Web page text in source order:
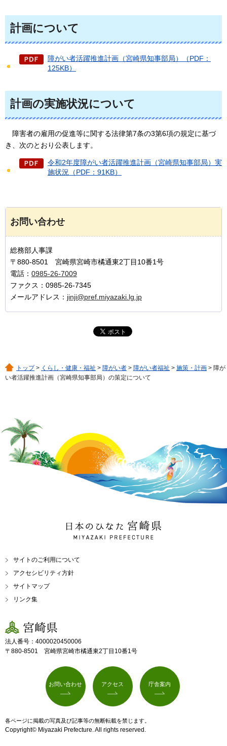
計画について
障がい者活躍推進計画（宮崎県知事部局）（PDF：
125KB）
計画の実施状況について
障害者の雇用の促進等に関する法律第7条の3第6項の規定に基づ
き、次のとおり公表します。
令和2年度障がい者活躍推進計画（宮崎県知事部局）実
施状況（PDF：91KB）
お問い合わせ
総務部人事課
〒880-8501 宮崎県宮崎市橘通東2丁目10番1号
電話： 0985-26-7009
ファクス：0985-26-7345
メールアドレス： jinji@pref.miyazaki.lg.jp
トップ> くらし・健康・福祉 > 障がい者 > 障がい者福祉 > 施策・計画 > 障が
い者活躍推進計画（宮崎県知事部局）の策定について
日本のひなた 宮崎県
MIYAZAKI PREFECTURE
サイトのご利用について
アクセシビリティ方針
サイトマップ
リンク集
宮崎県
法人番号：4000020450006
〒880-8501 宮崎県宮崎市橘通東2丁目10番1号
お問い合わせ アクセス 庁舎案内
各ページに掲載の写真及び記事等の無断転載を禁じます。
Copyright© Miyazaki Prefecture. All rights reserved.